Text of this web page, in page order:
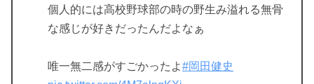
個人的には高校野球部の時の野生み溢れる無骨
な感じが好きだったんだよなぁ
唯一無二感がすごかったよ#岡田健史